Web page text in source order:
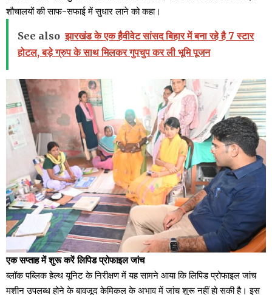
शौचालयों की साफ-सफाई में सुधार लाने को कहा।
See also झारखंड के एक हैवीवेट सांसद बिहार में बना रहे है 7 स्टार
होटल, बड़े ग्रुप के साथ मिलकर गुपचुप कर ली भूमि पूजन
एक सप्ताह में शुरू करें लिपिड प्रोफाइल जांच
ब्लॉक पब्लिक हेल्थ यूनिट के निरीक्षण में यह सामने आया कि लिपिड प्रोफाइल जांच
मशीन उपलब्ध होने के बावजूद केमिकल के अभाव में जांच शुरू नहीं हो सकी है। इस